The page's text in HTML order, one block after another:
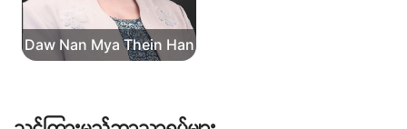
Daw Nan Mya Thein Han